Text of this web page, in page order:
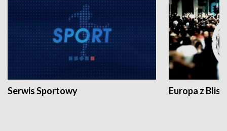
Serwis Sportowy Europa z